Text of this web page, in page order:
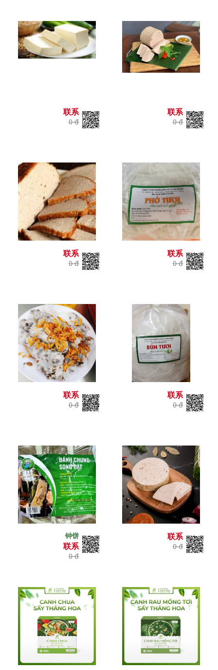
联系
0 đ
联系
0 đ
联系
0 đ
联系
0 đ
联系
0 đ
联系
0 đ
钟饼
联系
0 đ
联系
0 đ